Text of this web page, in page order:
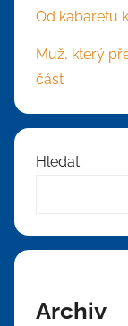
Od kabaretu
Muž, který
část
Hledat
Archiv